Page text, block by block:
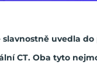
uvedla
CT. Oba tyto